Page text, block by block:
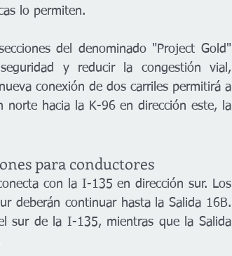
lo permiten.
del denominado "Project Gold"
y reducir la congestión vial,
conexión de dos carriles permitirá a
norte hacia la K-96 en dirección este, la
para conductores
con la I-135 en dirección sur. Los
deberán continuar hasta la Salida 16B.
sur de la I-135, mientras que la Salida